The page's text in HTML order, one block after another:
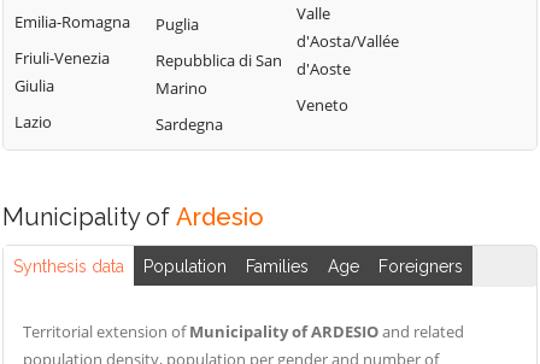
Barbata
Bariano
Barzana
Bedulita
Bergamo
Berzo San Fermo
Bianzano
Bolgare
Fornovo San
Fuipiano Valle
Gandellino
Gandosso
Gaverina Terme
Gazzaniga
Ghisalba
Bianco
Terme
Santa Brigida
Sarnico
Schilpario
Emilia-Romagna
Friuli-Venezia
Giulia
Lazio
Puglia
Repubblica di San
Marino
Sardegna
Valle
d'Aosta/Vallée
d'Aoste
Veneto
Municipality of Ardesio
Synthesis data Population Families Age Foreigners
Territorial extension ofMunicipality of ARDESIOand related
population density, population per gender and number of